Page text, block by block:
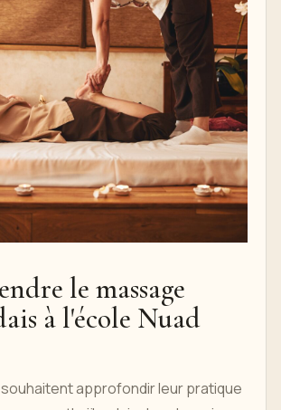
le massage
à l'école Nuad
approfondir leur pratique